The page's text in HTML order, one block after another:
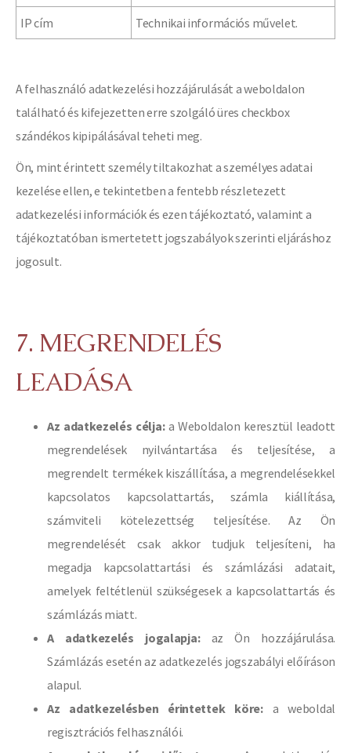
IP cím Technikai információs művelet.
A felhasználó adatkezelési hozzájárulását a weboldalon
található és kifejezetten erre szolgáló üres checkbox
szándékos kipipálásával teheti meg.
Ön, mint érintett személy tiltakozhat a személyes adatai
kezelése ellen, e tekintetben a fentebb részletezett
adatkezelési információk és ezen tájékoztató, valamint a
tájékoztatóban ismertetett jogszabályok szerinti eljáráshoz
jogosult.
7. MEGRENDELÉS
LEADÁSA
Az adatkezelés célja: a Weboldalon keresztül leadott
megrendelések nyilvántartása és teljesítése, a
megrendelt termékek kiszállítása, a megrendelésekkel
kapcsolatos kapcsolattartás, számla kiállítása,
számviteli kötelezettség teljesítése.​ Az Ön
megrendelését csak akkor tudjuk teljesíteni, ha
megadja kapcsolattartási és számlázási adatait,
amelyek feltétlenül szükségesek a kapcsolattartás és
számlázás miatt.
A adatkezelés jogalapja:az Ön hozzájárulása.
Számlázás esetén az adatkezelés jogszabályi előíráson
alapul.
Az adatkezelésben érintettek köre:a weboldal
regisztrációs felhasználói.